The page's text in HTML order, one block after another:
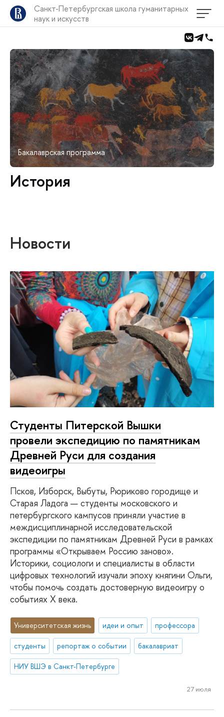
Санкт-Петербургская школа гуманитарных
наук и искусств
Бакалаврская программа
История
Новости
Студенты Питерской Вышки
провели экспедицию по памятникам
Древней Руси для создания
видеоигры
Псков, Изборск, Выбуты, Рюриково городище и
Старая Ладога — студенты московского и
петербургского кампусов приняли участие в
междисциплинарной исследовательской
экспедиции по памятникам Древней Руси в рамках
программы «Открываем Россию заново».
Историки, социологи и специалисты в области
цифровых технологий изучали эпоху княгини Ольги,
чтобы помочь создать достоверную видеоигру о
событиях X века.
Университетская жизнь идеи и опыт профессора
студенты репортаж о событии бакалавриат
НИУ ВШЭ в Санкт-Петербурге
27 июля